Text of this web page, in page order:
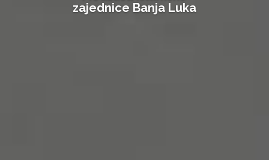
zajednice Banja Luka